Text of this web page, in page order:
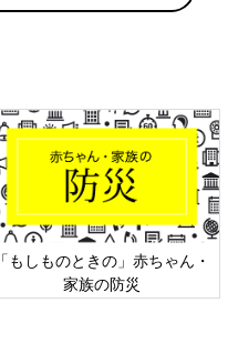
「もしものときの」赤ちゃん・
家族の防災